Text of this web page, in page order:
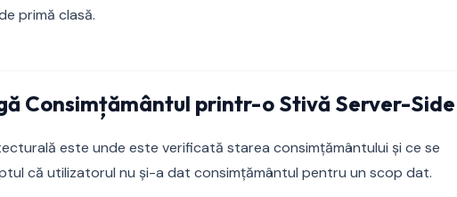
primă clasă.
Consimțământul printr-o Stivă Server-Side
este unde este verificată starea consimțământului și ce se
că utilizatorul nu și-a dat consimțământul pentru un scop dat.